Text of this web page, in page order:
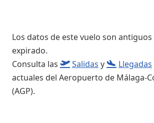
Los datos de este vuelo son antiguos
expirado.
Consulta las
Salidas y Llegadas
actuales del Aeropuerto de Málaga-
(AGP).